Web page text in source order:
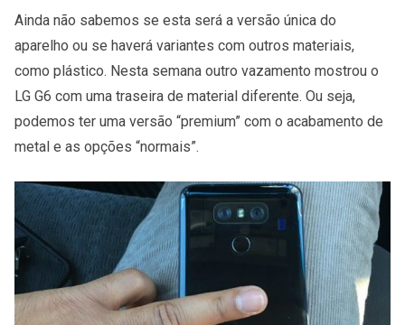
Ainda não sabemos se esta será a versão única do
aparelho ou se haverá variantes com outros materiais,
como plástico. Nesta semana outro vazamento mostrou o
LG G6 com uma traseira de material diferente. Ou seja,
podemos ter uma versão “premium” com o acabamento de
metal e as opções “normais”.